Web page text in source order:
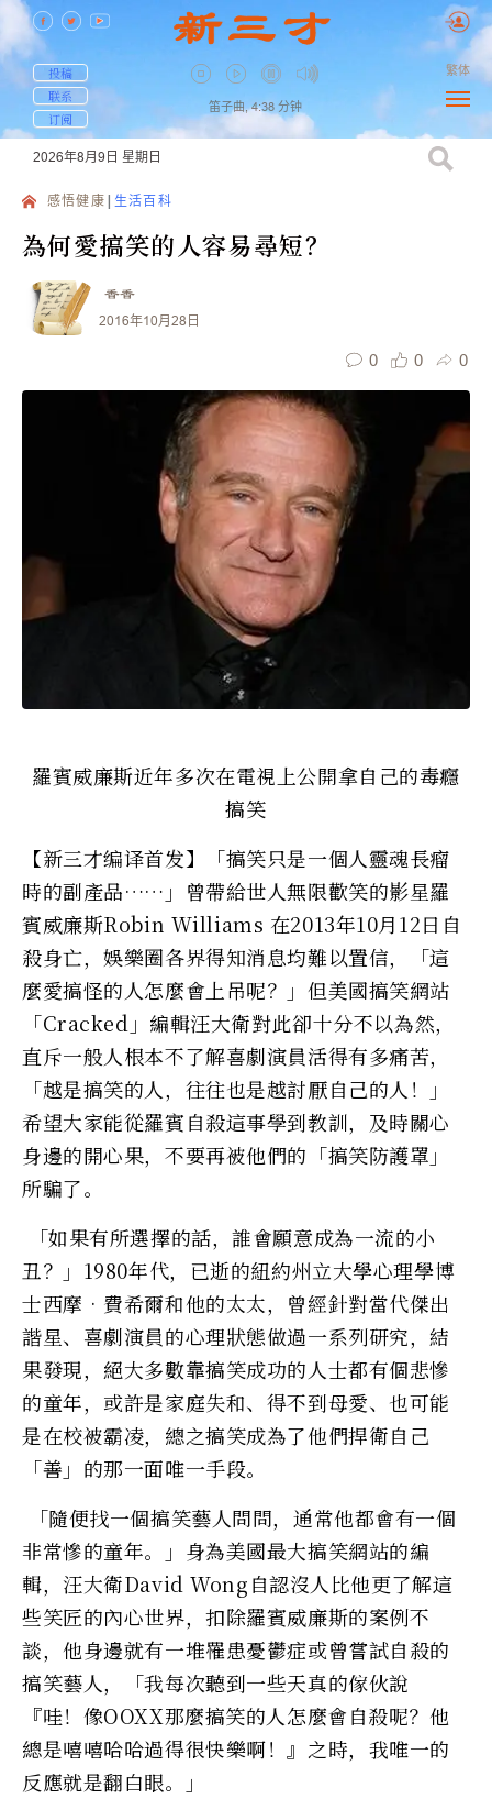
投稿
联系
订阅
笛子曲, 4:38 分钟
繁体
2026年8月9日 星期日
感悟健康 生活百科
為何愛搞笑的人容易尋短？
香香
2016年10月28日
0 0 0
羅賓威廉斯近年多次在電視上公開拿自己的毒癮
搞笑
【新三才编译首发】「搞笑只是一個人靈魂長瘤
時的副產品……」曾帶給世人無限歡笑的影星羅
賓威廉斯Robin Williams 在2013年10月12日自
殺身亡，娛樂圈各界得知消息均難以置信，「這
麼愛搞怪的人怎麼會上吊呢？」但美國搞笑網站
「Cracked」編輯汪大衛對此卻十分不以為然，
直斥一般人根本不了解喜劇演員活得有多痛苦，
「越是搞笑的人，往往也是越討厭自己的人！」
希望大家能從羅賓自殺這事學到教訓，及時關心
身邊的開心果，不要再被他們的「搞笑防護罩」
所騙了。
「如果有所選擇的話，誰會願意成為一流的小
丑？」1980年代，已逝的紐約州立大學心理學博
士西摩‧費希爾和他的太太，曾經針對當代傑出
諧星、喜劇演員的心理狀態做過一系列研究，結
果發現，絕大多數靠搞笑成功的人士都有個悲慘
的童年，或許是家庭失和、得不到母愛、也可能
是在校被霸凌，總之搞笑成為了他們捍衛自己
「善」的那一面唯一手段。
「隨便找一個搞笑藝人問問，通常他都會有一個
非常慘的童年。」身為美國最大搞笑網站的編
輯，汪大衛David Wong自認沒人比他更了解這
些笑匠的內心世界，扣除羅賓威廉斯的案例不
談，他身邊就有一堆罹患憂鬱症或曾嘗試自殺的
搞笑藝人，「我每次聽到一些天真的傢伙說
『哇！像OOXX那麼搞笑的人怎麼會自殺呢？他
總是嘻嘻哈哈過得很快樂啊！』之時，我唯一的
反應就是翻白眼。」